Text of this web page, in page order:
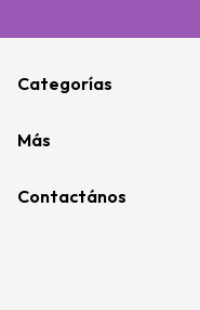
Categorías
Más
Contactános